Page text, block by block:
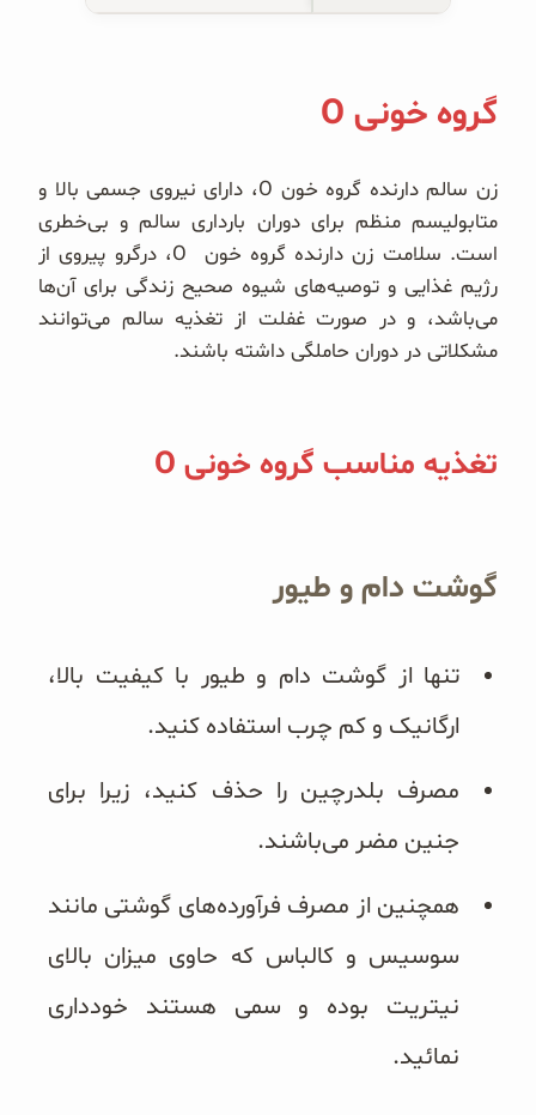
گروه خونی O
زن سالم دارنده گروه خون O، دارای نیروی جسمی بالا و
متابولیسم منظم برای دوران بارداری سالم و بی‌خطری
است. سلامت زن دارنده گروه خون O، درگرو پیروی از
رژیم غذایی و توصیه‌های شیوه صحیح زندگی برای آن‌ها
می‌باشد، و در صورت غفلت از تغذیه سالم می‌توانند
مشکلاتی در دوران حاملگی داشته باشند.
تغذیه مناسب گروه خونی O
گوشت دام و طیور
تنها از گوشت دام و طیور با کیفیت بالا،
ارگانیک و کم چرب استفاده کنید.
مصرف بلدرچین را حذف کنید، زیرا برای
جنین مضر می‌باشند.
همچنین از مصرف فرآورده‌های گوشتی مانند
سوسیس و کالباس که حاوی میزان بالای
نیتریت بوده و سمی هستند خودداری
نمائید.